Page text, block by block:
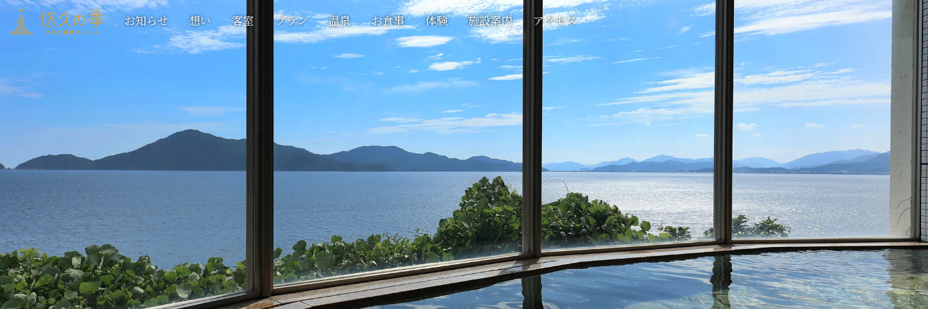
お知らせ 想い 客室 プラン 温泉 お食事 体験 施設案内 アクセス